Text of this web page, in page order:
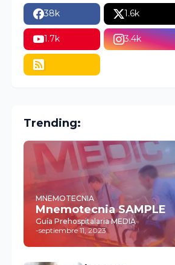
38k 1.6k
1.7k 3.4k
Trending:
MNEMOTECNIA
Mnemotecnia SAMPLE
Guía Prehospitalaria MEDIA
-septiembre 11, 2023